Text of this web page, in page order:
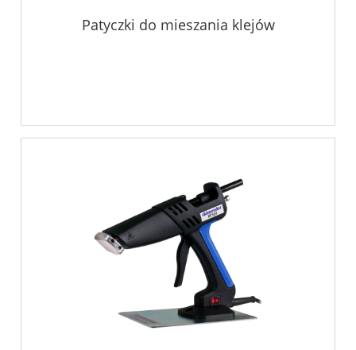
Patyczki do mieszania klejów